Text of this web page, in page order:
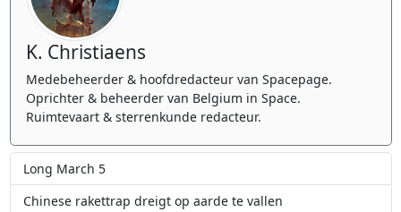
K. Christiaens
Medebeheerder & hoofdredacteur van Spacepage.
Oprichter & beheerder van Belgium in Space.
Ruimtevaart & sterrenkunde redacteur.
Long March 5
Chinese rakettrap dreigt op aarde te vallen